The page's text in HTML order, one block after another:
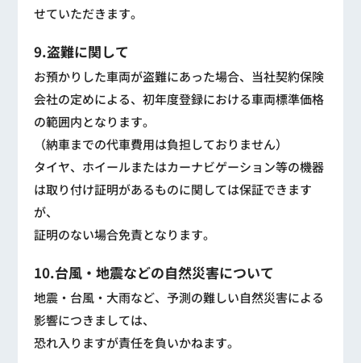
せていただきます。
9.盗難に関して
お預かりした車両が盗難にあった場合、当社契約保険
会社の定めによる、初年度登録における車両標準価格
の範囲内となります。
（納車までの代車費用は負担しておりません）
タイヤ、ホイールまたはカーナビゲーション等の機器
は取り付け証明があるものに関しては保証できます
が、
証明のない場合免責となります。
10.台風・地震などの自然災害について
地震・台風・大雨など、予測の難しい自然災害による
影響につきましては、
恐れ入りますが責任を負いかねます。